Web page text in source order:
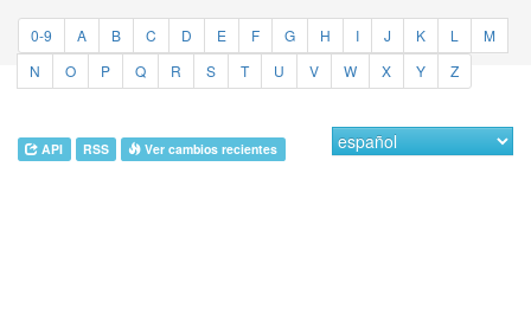
0-9 A B C D E F G H I J K L
M
N
O P Q R S T U V W X Y Z
API RSS Ver cambios recientes